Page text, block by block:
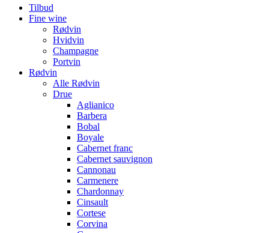
Tilbud
Fine wine
Rødvin
Hvidvin
Champagne
Portvin
Rødvin
Alle Rødvin
Drue
Aglianico
Barbera
Bobal
Boyale
Cabernet franc
Cabernet sauvignon
Cannonau
Carmenere
Chardonnay
Cinsault
Cortese
Corvina